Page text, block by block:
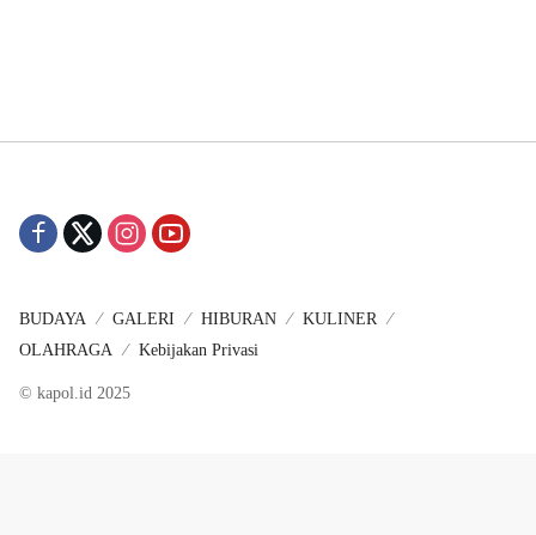
BUDAYA GALERI HIBURAN
KULINER
OLAHRAGA
Kebijakan Privasi
© kapol.id 2025